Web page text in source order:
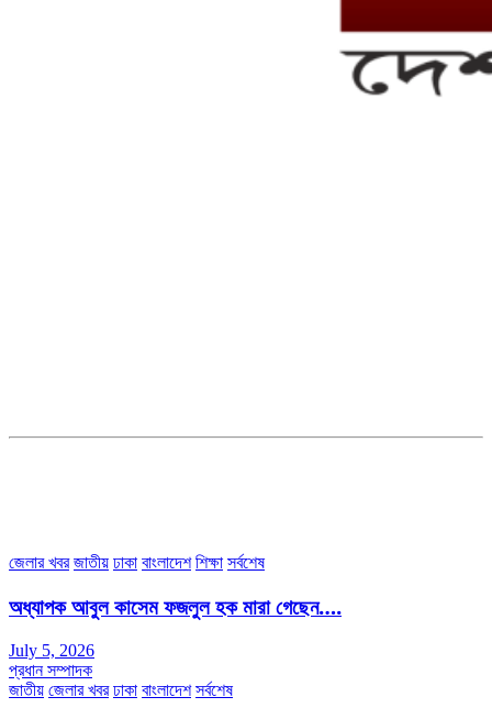
জেলার খবর জাতীয় ঢাকা বাংলাদেশ শিক্ষা সর্বশেষ
অধ্যাপক আবুল কাসেম ফজলুল হক মারা গেছেন….
July 5, 2026
প্রধান সম্পাদক
জাতীয় জেলার খবর ঢাকা বাংলাদেশ সর্বশেষ